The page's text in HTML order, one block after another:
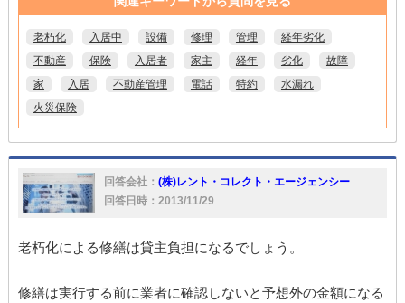
老朽化 入居中 設備 修理 管理
経年劣化
不動産
保険 入居者 家主 経年 劣化
故障
家
入居 不動産管理 電話 特約
水漏れ
火災保険
回答会社： (株)レント・コレクト・エージェンシー
回答日時：2013/11/29
老朽化による修繕は貸主負担になるでしょう。
修繕は実行する前に業者に確認しないと予想外の金額になる